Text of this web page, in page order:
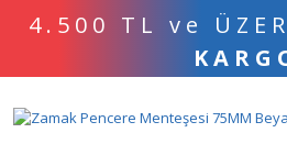
4.500 TL ve